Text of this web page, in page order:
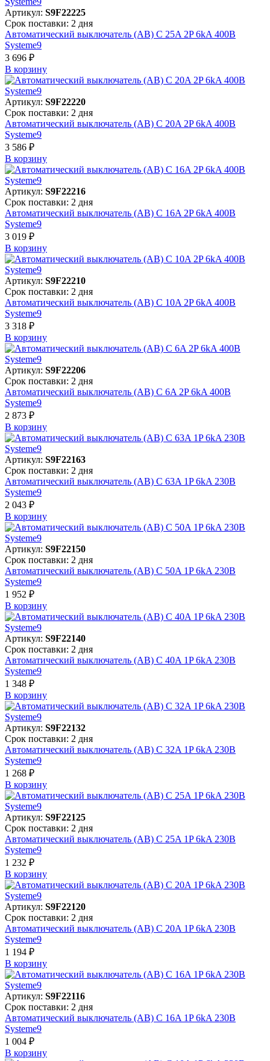
Артикул: S9F22225
Срок поставки: 2 дня
Автоматический выключатель (АВ) C 25A 2P 6kA 400В
Systeme9
3 696 ₽
В корзинy
Артикул: S9F22220
Срок поставки: 2 дня
Автоматический выключатель (АВ) C 20A 2P 6kA 400В
Systeme9
3 586 ₽
В корзинy
Артикул: S9F22216
Срок поставки: 2 дня
Автоматический выключатель (АВ) C 16A 2P 6kA 400В
Systeme9
3 019 ₽
В корзинy
Артикул: S9F22210
Срок поставки: 2 дня
Автоматический выключатель (АВ) C 10A 2P 6kA 400В
Systeme9
3 318 ₽
В корзинy
Артикул: S9F22206
Срок поставки: 2 дня
Автоматический выключатель (АВ) C 6A 2P 6kA 400В
Systeme9
2 873 ₽
В корзинy
Артикул: S9F22163
Срок поставки: 2 дня
Автоматический выключатель (АВ) C 63A 1P 6kA 230В
Systeme9
2 043 ₽
В корзинy
Артикул: S9F22150
Срок поставки: 2 дня
Автоматический выключатель (АВ) C 50A 1P 6kA 230В
Systeme9
1 952 ₽
В корзинy
Артикул: S9F22140
Срок поставки: 2 дня
Автоматический выключатель (АВ) C 40A 1P 6kA 230В
Systeme9
1 348 ₽
В корзинy
Артикул: S9F22132
Срок поставки: 2 дня
Автоматический выключатель (АВ) C 32A 1P 6kA 230В
Systeme9
1 268 ₽
В корзинy
Артикул: S9F22125
Срок поставки: 2 дня
Автоматический выключатель (АВ) C 25A 1P 6kA 230В
Systeme9
1 232 ₽
В корзинy
Артикул: S9F22120
Срок поставки: 2 дня
Автоматический выключатель (АВ) C 20A 1P 6kA 230В
Systeme9
1 194 ₽
В корзинy
Артикул: S9F22116
Срок поставки: 2 дня
Автоматический выключатель (АВ) C 16A 1P 6kA 230В
Systeme9
1 004 ₽
В корзинy